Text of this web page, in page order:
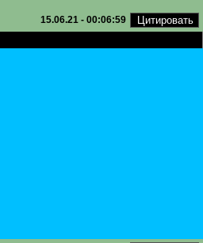
15.06.21 - 00:06:59